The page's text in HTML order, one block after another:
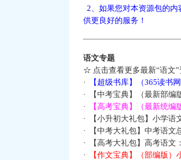
2、如果您对本资源包的
供更良好的服务！
语文专题
☆ 点击查看更多最新“语文
·
【超级书库】（365读书
·
【中考宝典】（最新部编
·
【高考宝典】（最新统编
·
【小升初大礼包】小学
·
【中考大礼包】中考语
·
【高考大礼包】高考语文
·
【作文宝典】（部编版